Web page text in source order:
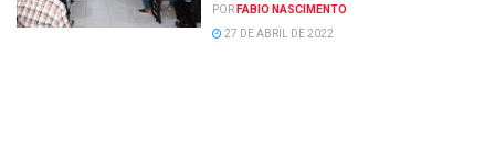
POR FABIO NASCIMENTO
27 DE ABRIL DE 2022